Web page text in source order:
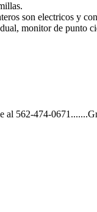
son electricos y
monitor de punto
al 562-474-